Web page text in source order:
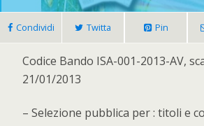
Condividi Twitta Pin
Codice Bando ISA-001-2013-AV,
21/01/2013
– Selezione pubblica per : titoli e